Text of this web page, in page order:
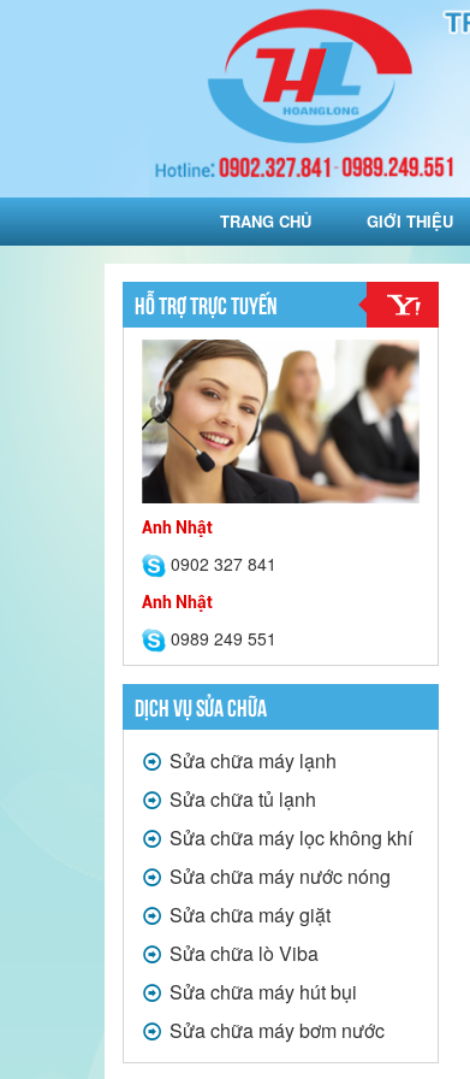
TRANG CHỦ GIỚI THIỆU
HỖ TRỢ TRỰC TUYẾN
Anh Nhật
0902 327 841
Anh Nhật
0989 249 551
DỊCH VỤ SỬA CHỮA
Sửa chữa máy lạnh
Sửa chữa tủ lạnh
Sửa chữa máy lọc không khí
Sửa chữa máy nước nóng
Sửa chữa máy giặt
Sửa chữa lò Viba
Sửa chữa máy hút bụi
Sửa chữa máy bơm nước